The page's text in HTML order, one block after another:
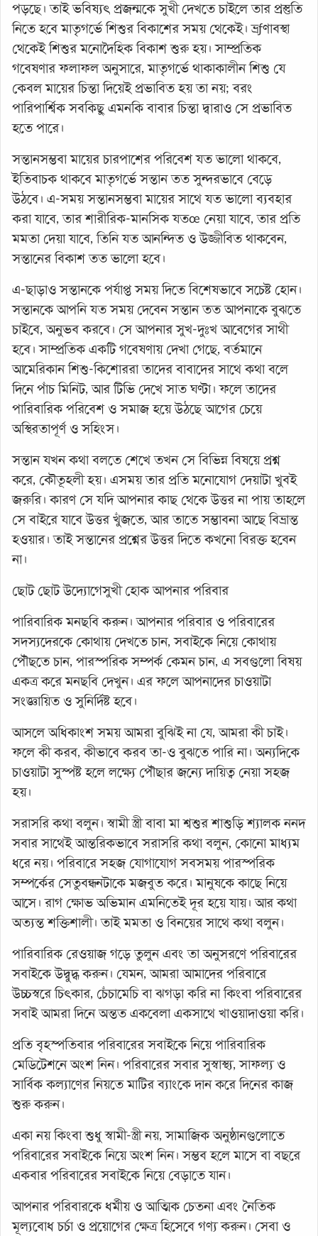
পড়ছে। তাই ভবিষ্যৎ প্রজন্মকে সুখী দেখতে চাইলে তার প্রস্তুতি
নিতে হবে মাতৃগর্ভে শিশুর বিকাশের সময় থেকেই। ভ্রƒণাবস্থা
থেকেই শিশুর মনোদৈহিক বিকাশ শুরু হয়। সাম্প্রতিক
গবেষণার ফলাফল অনুসারে, মাতৃগর্ভে থাকাকালীন শিশু যে
কেবল মায়ের চিন্তা দিয়েই প্রভাবিত হয় তা নয়; বরং
পারিপার্শ্বিক সবকিছু এমনকি বাবার চিন্তা দ্বারাও সে প্রভাবিত
হতে পারে।
সন্তানসম্ভবা মায়ের চারপাশের পরিবেশ যত ভালো থাকবে,
ইতিবাচক থাকবে মাতৃগর্ভে সন্তান তত সুন্দরভাবে বেড়ে
উঠবে। এ-সময় সন্তানসম্ভবা মায়ের সাথে যত ভালো ব্যবহার
করা যাবে, তার শারীরিক-মানসিক যতœ নেয়া যাবে, তার প্রতি
মমতা দেয়া যাবে, তিনি যত আনন্দিত ও উজ্জীবিত থাকবেন,
সন্তানের বিকাশ তত ভালো হবে।
এ-ছাড়াও সন্তানকে পর্যাপ্ত সময় দিতে বিশেষভাবে সচেষ্ট হোন।
সন্তানকে আপনি যত সময় দেবেন সন্তান তত আপনাকে বুঝতে
চাইবে, অনুভব করবে। সে আপনার সুখ-দুঃখ আবেগের সাথী
হবে। সাম্প্রতিক একটি গবেষণায় দেখা গেছে, বর্তমানে
আমেরিকান শিশু-কিশোররা তাদের বাবাদের সাথে কথা বলে
দিনে পাঁচ মিনিট, আর টিভি দেখে সাত ঘণ্টা। ফলে তাদের
পারিবারিক পরিবেশ ও সমাজ হয়ে উঠছে আগের চেয়ে
অস্থিরতাপূর্ণ ও সহিংস।
সন্তান যখন কথা বলতে শেখে তখন সে বিভিন্ন বিষয়ে প্রশ্ন
করে, কৌতূহলী হয়। এসময় তার প্রতি মনোযোগ দেয়াটা খুবই
জরুরি। কারণ সে যদি আপনার কাছ থেকে উত্তর না পায় তাহলে
সে বাইরে যাবে উত্তর খুঁজতে, আর তাতে সম্ভাবনা আছে বিভ্রান্ত
হওয়ার। তাই সন্তানের প্রশ্নের উত্তর দিতে কখনো বিরক্ত হবেন
না।
ছোট ছোট উদ্যোগেসুখী হোক আপনার পরিবার
পারিবারিক মনছবি করুন। আপনার পরিবার ও পরিবারের
সদস্যদেরকে কোথায় দেখতে চান, সবাইকে নিয়ে কোথায়
পৌঁছতে চান, পারস্পরিক সম্পর্ক কেমন চান, এ সবগুলো বিষয়
একত্র করে মনছবি দেখুন। এর ফলে আপনাদের চাওয়াটা
সংজ্ঞায়িত ও সুনির্দিষ্ট হবে।
আসলে অধিকাংশ সময় আমরা বুঝিই না যে, আমরা কী চাই।
ফলে কী করব, কীভাবে করব তা-ও বুঝতে পারি না। অন্যদিকে
চাওয়াটা সুস্পষ্ট হলে লক্ষ্যে পৌঁছার জন্যে দায়িত্ব নেয়া সহজ
হয়।
সরাসরি কথা বলুন। স্বামী স্ত্রী বাবা মা শ্বশুর শাশুড়ি শ্যালক ননদ
সবার সাথেই আন্তরিকভাবে সরাসরি কথা বলুন, কোনো মাধ্যম
ধরে নয়। পরিবারে সহজ যোগাযোগ সবসময় পারস্পরিক
সম্পর্কের সেতুবন্ধনটাকে মজবুত করে। মানুষকে কাছে নিয়ে
আসে। রাগ ক্ষোভ অভিমান এমনিতেই দূর হয়ে যায়। আর কথা
অত্যন্ত শক্তিশালী। তাই মমতা ও বিনয়ের সাথে কথা বলুন।
পারিবারিক রেওয়াজ গড়ে তুলুন এবং তা অনুসরণে পরিবারের
সবাইকে উদ্বুদ্ধ করুন। যেমন, আমরা আমাদের পরিবারে
উচ্চস্বরে চিৎকার, চেঁচামেচি বা ঝগড়া করি না কিংবা পরিবারের
সবাই আমরা দিনে অন্তত একবেলা একসাথে খাওয়াদাওয়া করি।
প্রতি বৃহস্পতিবার পরিবারের সবাইকে নিয়ে পারিবারিক
মেডিটেশনে অংশ নিন। পরিবারের সবার সুস্বাস্থ্য, সাফল্য ও
সার্বিক কল্যাণের নিয়তে মাটির ব্যাংকে দান করে দিনের কাজ
শুরু করুন।
একা নয় কিংবা শুধু স্বামী-স্ত্রী নয়, সামাজিক অনুষ্ঠানগুলোতে
পরিবারের সবাইকে নিয়ে অংশ নিন। সম্ভব হলে মাসে বা বছরে
একবার পরিবারের সবাইকে নিয়ে বেড়াতে যান।
আপনার পরিবারকে ধর্মীয় ও আত্মিক চেতনা এবং নৈতিক
মূল্যবোধ চর্চা ও প্রয়োগের ক্ষেত্র হিসেবে গণ্য করুন। সেবা ও